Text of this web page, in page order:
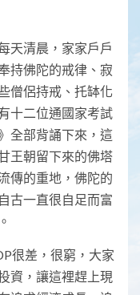
天清晨，家家戶戶
持佛陀的戒律、寂
僧侶持戒、托缽化
十二位通國家考試
全部背誦下來，這
王朝留下來的佛塔
傳的重地，佛陀的
古一直很自足而富
很差，很窮，大家
資，讓這裡趕上現